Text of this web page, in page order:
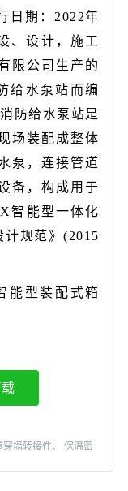
日期：2022年
、设计，施工
限公司生产的
给水泵站而编
防给水泵站是
场装配成整体
泵，连接管道
备，构成用于
智能型一体化
规范》(2015
能型装配式箱
穿墙转接件、 保温密